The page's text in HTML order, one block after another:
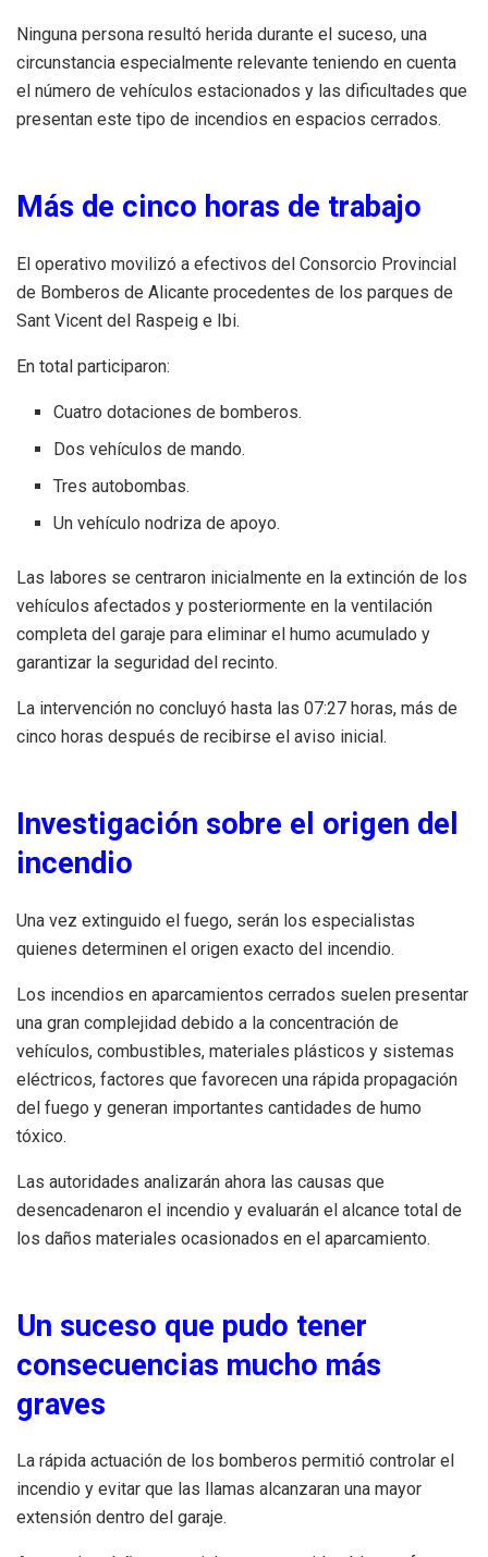
Ninguna persona resultó herida durante el suceso, una
circunstancia especialmente relevante teniendo en cuenta
el número de vehículos estacionados y las dificultades que
presentan este tipo de incendios en espacios cerrados.
Más de cinco horas de trabajo
El operativo movilizó a efectivos del Consorcio Provincial
de Bomberos de Alicante procedentes de los parques de
Sant Vicent del Raspeig e Ibi.
En total participaron:
Cuatro dotaciones de bomberos.
Dos vehículos de mando.
Tres autobombas.
Un vehículo nodriza de apoyo.
Las labores se centraron inicialmente en la extinción de los
vehículos afectados y posteriormente en la ventilación
completa del garaje para eliminar el humo acumulado y
garantizar la seguridad del recinto.
La intervención no concluyó hasta las 07:27 horas, más de
cinco horas después de recibirse el aviso inicial.
Investigación sobre el origen del
incendio
Una vez extinguido el fuego, serán los especialistas
quienes determinen el origen exacto del incendio.
Los incendios en aparcamientos cerrados suelen presentar
una gran complejidad debido a la concentración de
vehículos, combustibles, materiales plásticos y sistemas
eléctricos, factores que favorecen una rápida propagación
del fuego y generan importantes cantidades de humo
tóxico.
Las autoridades analizarán ahora las causas que
desencadenaron el incendio y evaluarán el alcance total de
los daños materiales ocasionados en el aparcamiento.
Un suceso que pudo tener
consecuencias mucho más
graves
La rápida actuación de los bomberos permitió controlar el
incendio y evitar que las llamas alcanzaran una mayor
extensión dentro del garaje.